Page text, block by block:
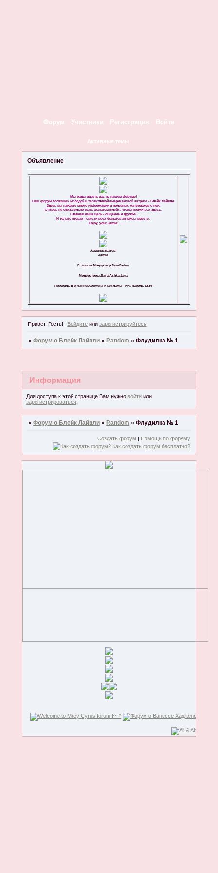
Форум Участники Регистрация Войти
Активные темы
Объявление
Мы рады видеть вас на нашем форуме!
Наш форум посвящен молодой и талантливой американской актрисе - Блейк Лайвли.
Здесь вы найдете много информации и полезных материалов о ней.
Отнюдь не обязательно быть фанатом Блейк, чтобы прижиться здесь.
Главная наша цель - общение и дружба.
И только вторая - свести всех фанатов актрисы вместе.
Enjoy, your Jamie!
Администратор:
Jamie
Главный Модератор:NewYorker
Модераторы:Sara,Ashka,Lera
Профиль для баннерообмена и рекламы - PR, пароль 1234
Привет, Гость! Войдите илизарегистрируйтесь
» Форум о Блейк Лайвли » Random » Флудилка № 1
Информация
Для доступа к этой странице Вам нужно войтиили
зарегистрироваться.
» Форум о Блейк Лайвли » Random » Флудилка № 1
Создать форум | Помощь по форуму